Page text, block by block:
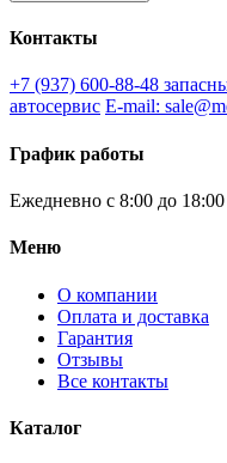
Контакты
+7 (937) 600-88-48
автосервис E-mail:
График работы
Ежедневно с 8:00 до 18:00
Меню
О компании
Оплата и доставка
Гарантия
Отзывы
Все контакты
Каталог